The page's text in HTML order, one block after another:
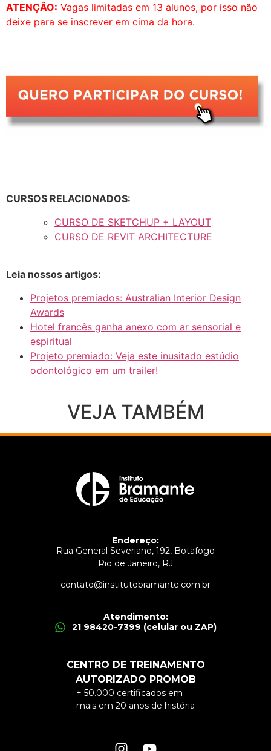
ATENÇÃO: Vagas limitadas em 13 alunos, por isso não
deixe para se inscrever em cima da hora.
CURSOS RELACIONADOS:
CURSO DE SKETCHUP + LAYOUT
CURSO DE REVIT ARCHITECTURE
Leia nossos artigos:
Projetos premiados: Australian Interior Design
Awards
Hotel francês ganha anexo com ar sensorial e
espiritual
Projeto premiado: Veja este inusitado estúdio
odontológico em um trailer!
VEJA TAMBÉM
Endereço:
Rua General Severiano, 192, Botafogo
Rio de Janeiro, RJ
contato@institutobramante.com.br
Atendimento:
21 98420-7399 (celular ou ZAP)
CENTRO DE TREINAMENTO
AUTORIZADO PROMOB
+ 50.000 certificados em
mais em 20 anos de história